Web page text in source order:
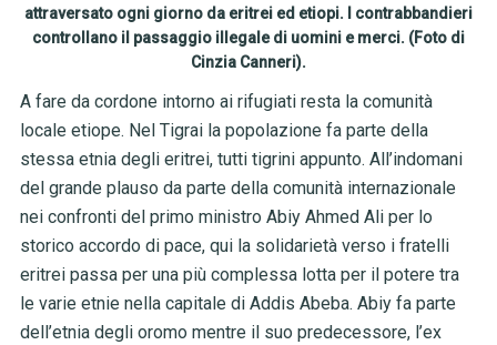
attraversato ogni giorno da eritrei ed etiopi. I contrabbandieri
controllano il passaggio illegale di uomini e merci. (Foto di
Cinzia Canneri).
A fare da cordone intorno ai rifugiati resta la comunità
locale etiope. Nel Tigrai la popolazione fa parte della
stessa etnia degli eritrei, tutti tigrini appunto. All’indomani
del grande plauso da parte della comunità internazionale
nei confronti del primo ministro Abiy Ahmed Ali per lo
storico accordo di pace, qui la solidarietà verso i fratelli
eritrei passa per una più complessa lotta per il potere tra
le varie etnie nella capitale di Addis Abeba. Abiy fa parte
dell’etnia degli oromo mentre il suo predecessore, l’ex